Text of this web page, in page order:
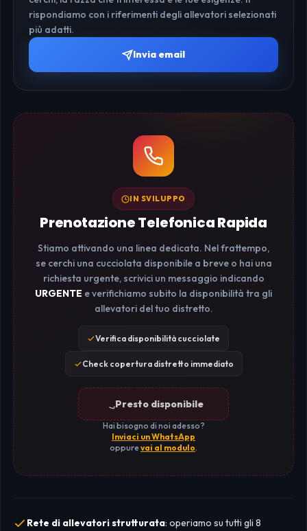
rispondiamo con i riferimenti degli allevatori selezionati
più adatti.
Invia email
IN SVILUPPO
Prenotazione Telefonica Rapida
Stiamo attivando una linea dedicata. Nel frattempo,
se cerchi una cucciolata disponibile a breve o hai una
richiesta urgente, scrivici un messaggio indicando
URGENTE e verifichiamo subito la disponibilità tra gli
allevatori del tuo distretto.
Verifica disponibilità cucciolate
Check copertura distretto immediato
Presto disponibile
Hai bisogno di noi adesso?
Inviaci un WhatsApp
oppurevai al modulo.
Rete di allevatori strutturata: operiamo su tutti gli 8